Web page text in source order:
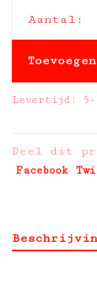
Aantal:
Levertijd: 5-
Deel dit
Facebook